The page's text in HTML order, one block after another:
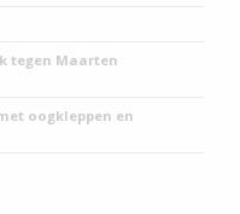
tegen Maarten
oogkleppen en